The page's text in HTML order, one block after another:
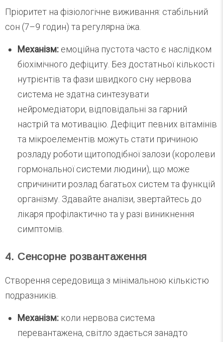
Пріоритет на фізіологічне виживання: стабільний
сон (7–9 годин) та регулярна їжа.
Механізм: емоційна пустота часто є наслідком
біохімічного дефіциту. Без достатньої кількості
нутрієнтів та фази швидкого сну нервова
система не здатна синтезувати
нейромедіатори, відповідальні за гарний
настрій та мотивацію. Дефіцит певних вітамінів
та мікроелементів можуть стати причиною
розладу роботи щитоподібної залози (королеви
гормональної системи людини), що може
спричинити розлад багатьох систем та функцій
організму. Здавайте аналізи, звертайтесь до
лікаря профілактично та у разі виникнення
симптомів.
4. Сенсорне розвантаження
Створення середовища з мінімальною кількістю
подразників.
Механізм: коли нервова система
перевантажена, світло здається занадто